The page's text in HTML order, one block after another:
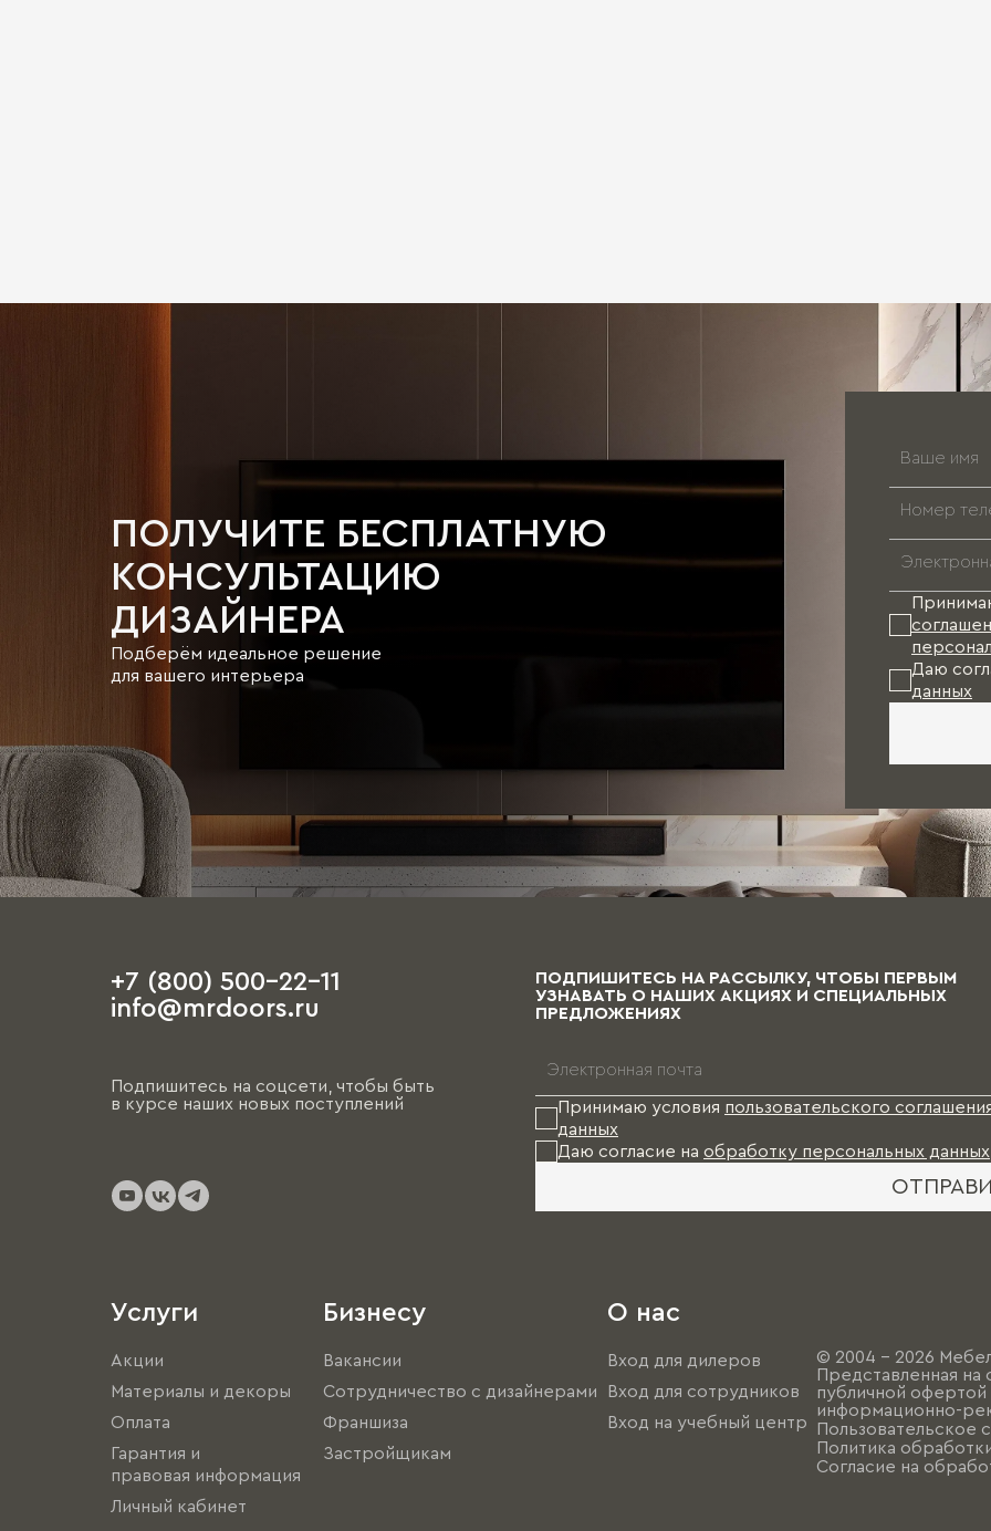
ПОЛУЧИТЕ БЕСПЛАТНУЮ
КОНСУЛЬТАЦИЮ
ДИЗАЙНЕРА
Подберём идеальное решение
для вашего интерьера
Даю
данных
+7 (800) 500-22-11
info@mrdoors.ru
Подпишитесь на соцсети, чтобы быть
в курсе наших новых поступлений
ПОДПИШИТЕСЬ НА РАССЫЛКУ, ЧТОБЫ ПЕРВЫМ
УЗНАВАТЬ О НАШИХ АКЦИЯХ И СПЕЦИАЛЬНЫХ
ПРЕДЛОЖЕНИЯХ
Принимаю условия пользовательского
данных
Даю согласие на обработку персональных данных
Услуги
Акции
Материалы и декоры
Оплата
Гарантия и
правовая информация
Личный кабинет
Бизнесу
Вакансии
Сотрудничество с дизайнерами
Франшиза
Застройщикам
О нас
Вход для дилеров
Вход для сотрудников
Вход на учебный центр
© 2004 - 2026
Представленная на
публичной офертой
информационно-
Пользовательское
Политика
Согласие на